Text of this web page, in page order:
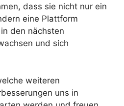
dass sie nicht nur ein
eine Plattform
den nächsten
und sich
weiteren
uns in